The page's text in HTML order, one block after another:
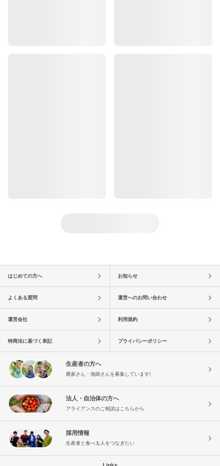
はじめての方へ お知らせ
よくある質問 運営へのお問い合わせ
運営会社 利用規約
特商法に基づく表記 プライバシーポリシー
生産者の方へ
農家さん・漁師さんを募集しています!
法人・自治体の方へ
アライアンスのご相談はこちらから
採用情報
生産者と食べる人をつなぎたい